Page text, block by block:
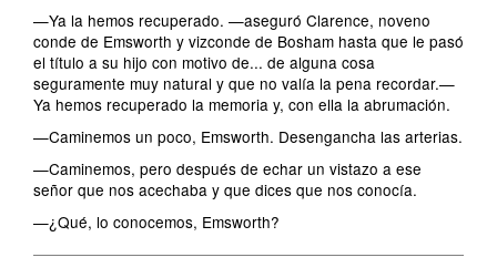
—Ya la hemos recuperado. —aseguró Clarence, noveno
conde de Emsworth y vizconde de Bosham hasta que le pasó
el título a su hijo con motivo de... de alguna cosa
seguramente muy natural y que no valía la pena recordar.—
Ya hemos recuperado la memoria y, con ella la abrumación.
—Caminemos un poco, Emsworth. Desengancha las arterias.
—Caminemos, pero después de echar un vistazo a ese
señor que nos acechaba y que dices que nos conocía.
—¿Qué, lo conocemos, Emsworth?